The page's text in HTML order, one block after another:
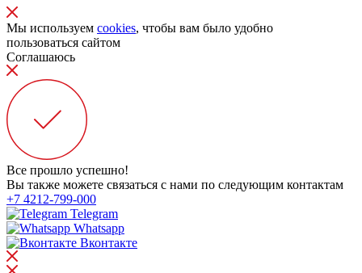
Мы используем cookies, чтобы вам было удобно
пользоваться сайтом
Соглашаюсь
Все прошло успешно!
Вы также можете связаться с нами по следующим контактам
+7 4212-799-000
Telegram
Whatsapp
Вконтакте